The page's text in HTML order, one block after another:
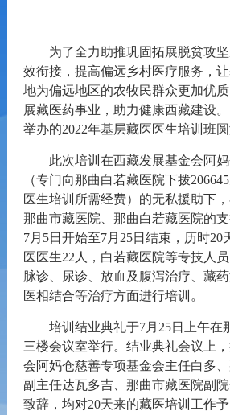
为了全力助推巩固拓展脱贫攻
效衔接，提高偏远乡村医疗服务，
地为偏远地区的农牧民群众更加优
展藏医药事业，助力健康西藏建设。
举办的2022年基层藏医医生培训班
此次培训 在西藏发展基金会阿
（专门向那曲白若藏医院下拨206645
医生培训所需经费） 的无私援助下
那曲市藏医院、那曲白若藏医院的
7月 5日开始至7月 25日结束，历时20
医医生22 人，白若藏医院等专技人员
脉诊、尿诊、放血及腹泻治疗、藏
医相结合等治疗方面进行培训 。
培训 结业典礼于7月 25日 上午在
三楼会议室举行。 结业典礼会议上
会阿妈仓慈善专项基金会主任白多
副主任达瓦多吉、那曲市藏医院副
致辞，均对20天来的藏医培训工作